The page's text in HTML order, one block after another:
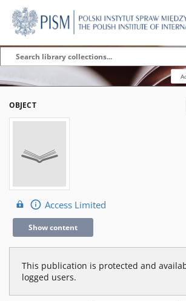
OBJECT
Access Limited
Show content
This publication is protected and
logged users.